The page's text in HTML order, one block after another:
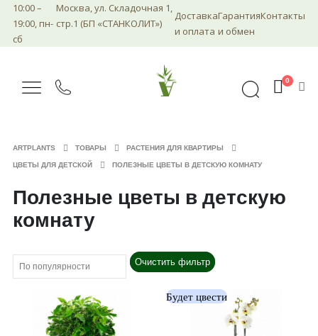
10:00 –
19:00, пн-
сб
Москва, ул. Складочная 1,
стр.1 (БП «СТАНКОЛИТ»)
Доставка
и оплата
Гарантия
и обмен
Контакты
0
ARTPLANTS ТОВАРЫ РАСТЕНИЯ ДЛЯ КВАРТИРЫ
ЦВЕТЫ ДЛЯ ДЕТСКОЙ ПОЛЕЗНЫЕ ЦВЕТЫ В ДЕТСКУЮ КОМНАТУ
Полезные цветы в детскую
комнату
Очистить фильтр
Будет цвести